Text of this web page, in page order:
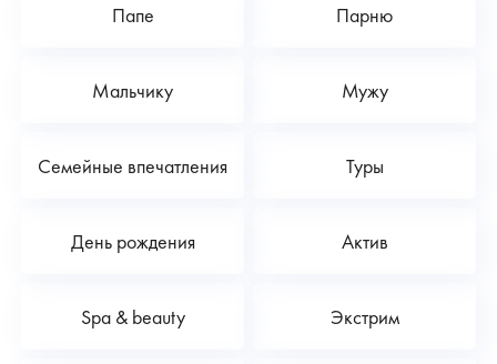
Папе Парню
Мальчику Мужу
Семейные впечатления Туры
День рождения Актив
Spa & beauty Экстрим